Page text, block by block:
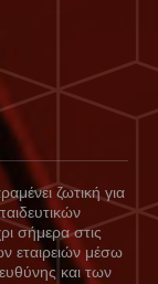
ζωτική για
σήμερα στις
εταιρειών μέσω
και των